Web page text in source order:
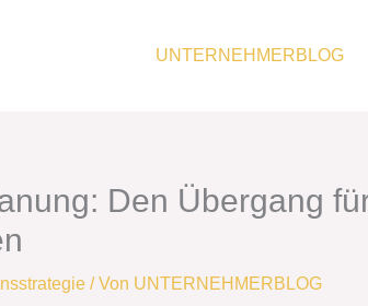
UNTERNEHMERBLOG
Den Übergang
/ Von UNTERNEHMERBLOG